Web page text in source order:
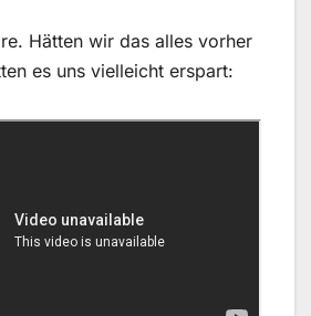
Hätten wir das alles vorher
es uns vielleicht erspart: